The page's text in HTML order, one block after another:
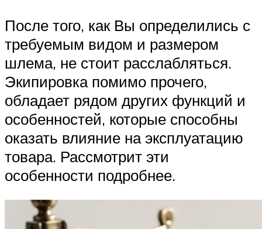
После того, как Вы определились с
требуемым видом и размером
шлема, не стоит расслабляться.
Экипировка помимо прочего,
обладает рядом других функций и
особенностей, которые способны
оказать влияние на эксплуатацию
товара. Рассмотрит эти
особенности подробнее.